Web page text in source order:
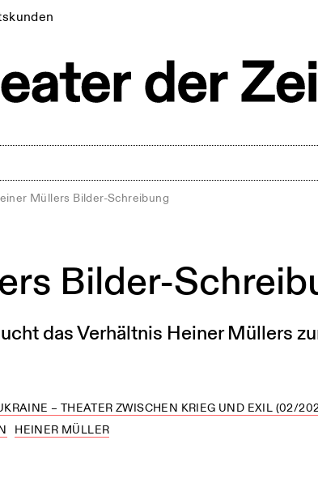
Müllers Bilder-Schreibung
Bilder-
das Verhältnis Heiner Müllers
– THEATER ZWISCHEN KRIEG UND EXIL (02/
HEINER MÜLLER